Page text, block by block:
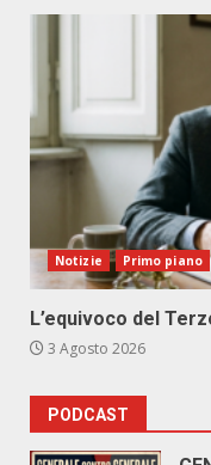
Notizie Primo piano
L’equivoco del
3 Agosto 2026
PODCAST